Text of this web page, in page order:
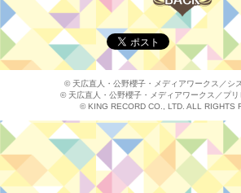
© 天広直人・公野櫻子・メディアワークス／シ
© 天広直人・公野櫻子・メディアワークス／プ
© KING RECORD CO., LTD. ALL RIGHTS